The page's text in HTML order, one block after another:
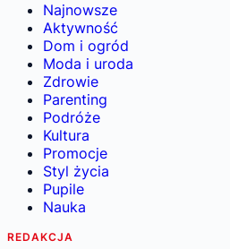
Najnowsze
Aktywność
Dom i ogród
Moda i uroda
Zdrowie
Parenting
Podróże
Kultura
Promocje
Styl życia
Pupile
Nauka
REDAKCJA